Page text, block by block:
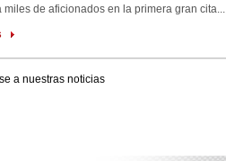
miles de aficionados en la primera gran cita...
a nuestras noticias